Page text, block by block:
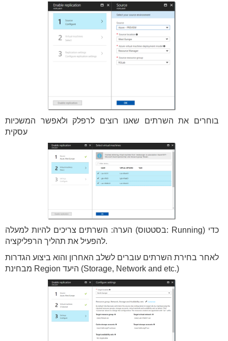
בוחרים את השרתים שאנו רוצים לרפלק ולאפשר המשכיות
עסקית
הערה: השרתים צריכים להיות למעלה (בסטטוס: Running) כדי
להפעיל את תהליך הרפליקציה.
לאחר בחירת השרתים עוברים לשלב האחרון והוא ביצוע הגדרות
מבחינת Region היעד (Storage, Network and etc.)